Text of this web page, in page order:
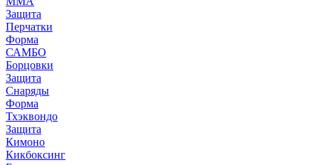
Защита
Перчатки
Форма
САМБО
Борцовки
Защита
Снаряды
Форма
Тхэквондо
Защита
Кимоно
Кикбоксинг